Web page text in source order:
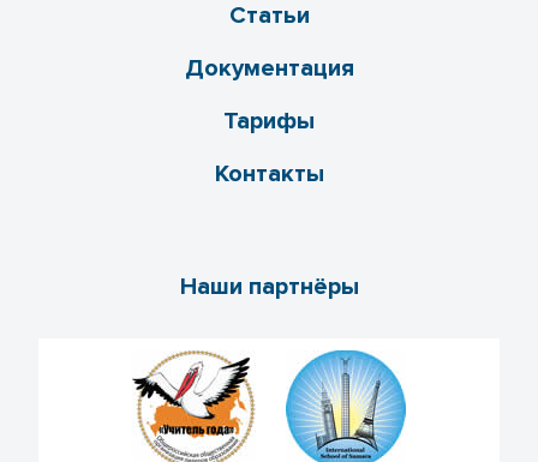
Статьи
Документация
Тарифы
Контакты
Наши партнёры